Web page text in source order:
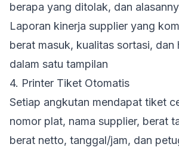
berapa yang ditolak, dan
Laporan kinerja supplier yang
berat masuk, kualitas sortasi, dan
dalam satu tampilan
4. Printer Tiket Otomatis
Setiap angkutan mendapat tiket
nomor plat, nama supplier, berat
berat netto, tanggal/jam, dan